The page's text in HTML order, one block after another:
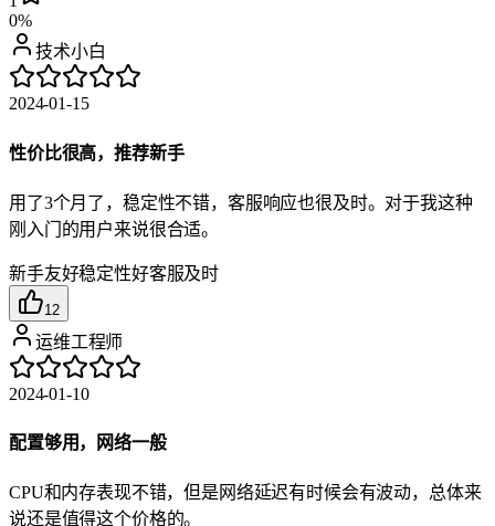
0%
技术小白
2024-01-15
性价比很高，推荐新手
用了3个月了，稳定性不错，客服响应也很及时。对于我这种
刚入门的用户来说很合适。
新手友好稳定性好客服及时
12
运维工程师
2024-01-10
配置够用，网络一般
CPU和内存表现不错，但是网络延迟有时候会有波动，总体来
说还是值得这个价格的。